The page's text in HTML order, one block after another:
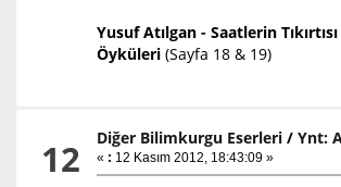
Yusuf Atılgan - Saatlerin
Öyküleri (Sayfa 18 & 19)
12 Diğer Bilimkurgu Eserleri /Ynt:
« : 12 Kasım 2012, 18:43:09 »